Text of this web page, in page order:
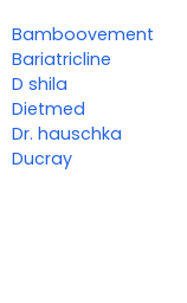
Bamboovement
Bariatricline
D shila
Dietmed
Dr. hauschka
Ducray